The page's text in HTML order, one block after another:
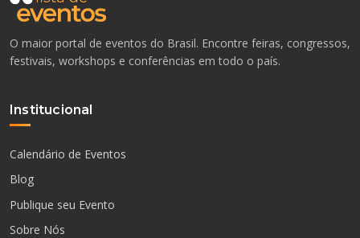
O maior portal de eventos do Brasil. Encontre feiras, congressos,
festivais, workshops e conferências em todo o país.
Institucional
Calendário de Eventos
Blog
Publique seu Evento
Sobre Nós